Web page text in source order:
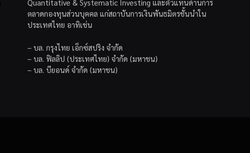
Quantitative & Systematic Investing และตัวแทนด้านการ
ตลาดกองทุนส่วนบุคคล แก่สถาบันการเงินพันธมิตรชั้นนำใน
ประเทศไทย อาทิเช่น
– บล. กรุงไทย เอ็กซ์สปริง จำกัด
– บล. ฟิลลิป (ประเทศไทย) จำกัด (มหาชน)
– บล. บียอนด์ จำกัด (มหาชน)